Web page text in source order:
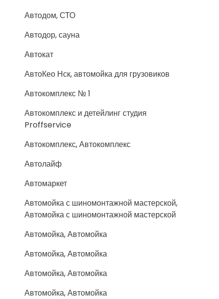
Автодом, СТО
Автодор, сауна
Автокат
АвтоКео Нск, автомойка для грузовиков
Автокомплекс № 1
Автокомплекс и детейлинг студия
Proffservice
Автокомплекс, Автокомплекс
Автолайф
Автомаркет
Автомойка с шиномонтажной мастерской,
Автомойка с шиномонтажной мастерской
Автомойка, Автомойка
Автомойка, Автомойка
Автомойка, Автомойка
Автомойка, Автомойка